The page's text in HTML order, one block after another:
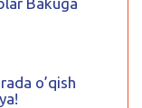
o’qish